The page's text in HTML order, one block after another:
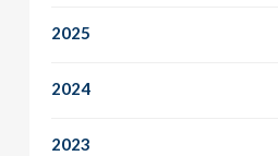
2025
2024
2023